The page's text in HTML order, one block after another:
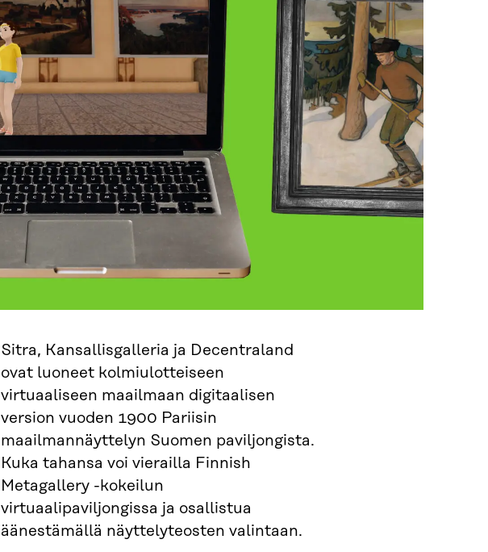
Sitra, Kansallisgalleria ja Decentraland
ovat luoneet kolmiulotteiseen
virtuaaliseen maailmaan digitaalisen
version vuoden 1900 Pariisin
maailmannäyttelyn Suomen paviljongista.
Kuka tahansa voi vierailla Finnish
Metagallery -kokeilun
virtuaalipaviljongissa ja osallistua
äänestämällä näyttelyteosten valintaan.